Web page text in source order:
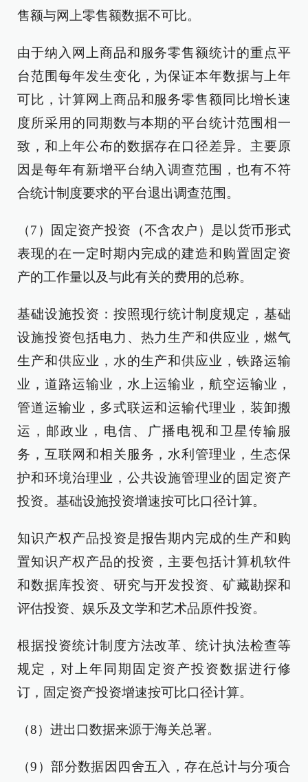
售额与网上零售额数据不可比。
由于纳入网上商品和服务零售额统计的重点平
台范围每年发生变化，为保证本年数据与上年
可比，计算网上商品和服务零售额同比增长速
度所采用的同期数与本期的平台统计范围相一
致，和上年公布的数据存在口径差异。主要原
因是每年有新增平台纳入调查范围，也有不符
合统计制度要求的平台退出调查范围。
（7）固定资产投资（不含农户）是以货币形式
表现的在一定时期内完成的建造和购置固定资
产的工作量以及与此有关的费用的总称。
基础设施投资：按照现行统计制度规定，基础
设施投资包括电力、热力生产和供应业，燃气
生产和供应业，水的生产和供应业，铁路运输
业，道路运输业，水上运输业，航空运输业，
管道运输业，多式联运和运输代理业，装卸搬
运，邮政业，电信、广播电视和卫星传输服
务，互联网和相关服务，水利管理业，生态保
护和环境治理业，公共设施管理业的固定资产
投资。基础设施投资增速按可比口径计算。
知识产权产品投资是报告期内完成的生产和购
置知识产权产品的投资，主要包括计算机软件
和数据库投资、研究与开发投资、矿藏勘探和
评估投资、娱乐及文学和艺术品原件投资。
根据投资统计制度方法改革、统计执法检查等
规定，对上年同期固定资产投资数据进行修
订，固定资产投资增速按可比口径计算。
（8）进出口数据来源于海关总署。
（9）部分数据因四舍五入，存在总计与分项合